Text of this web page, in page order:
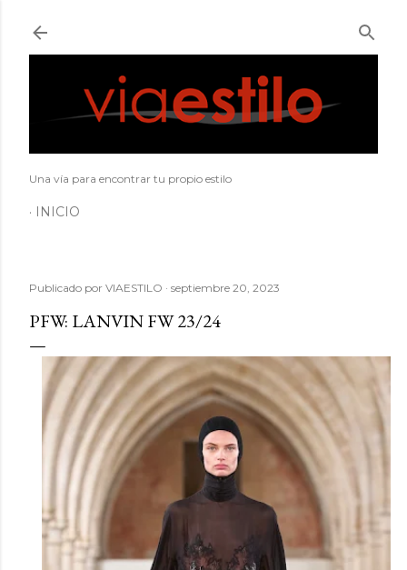
Una vía para encontrar tu propio estilo
INICIO
Publicado por VIAESTILO septiembre 20, 2023
PFW: LANVIN FW 23/24